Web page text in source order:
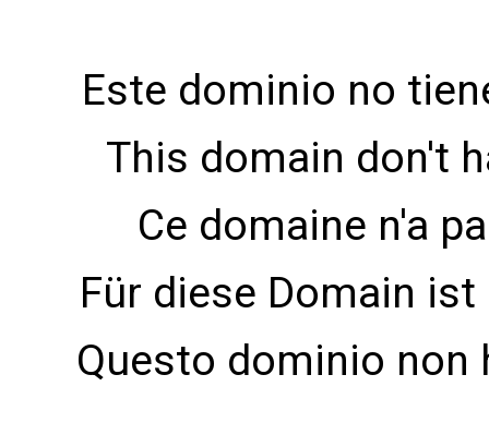
Este dominio no
This domain don't
Ce domaine n'a
Für diese Domain
Questo dominio non